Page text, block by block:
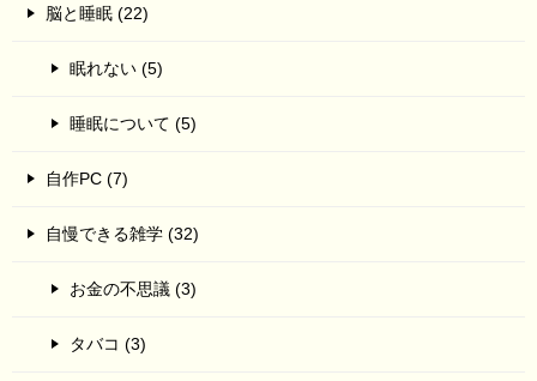
脳と睡眠 (22)
眠れない (5)
睡眠について (5)
自作PC (7)
自慢できる雑学 (32)
お金の不思議 (3)
タバコ (3)